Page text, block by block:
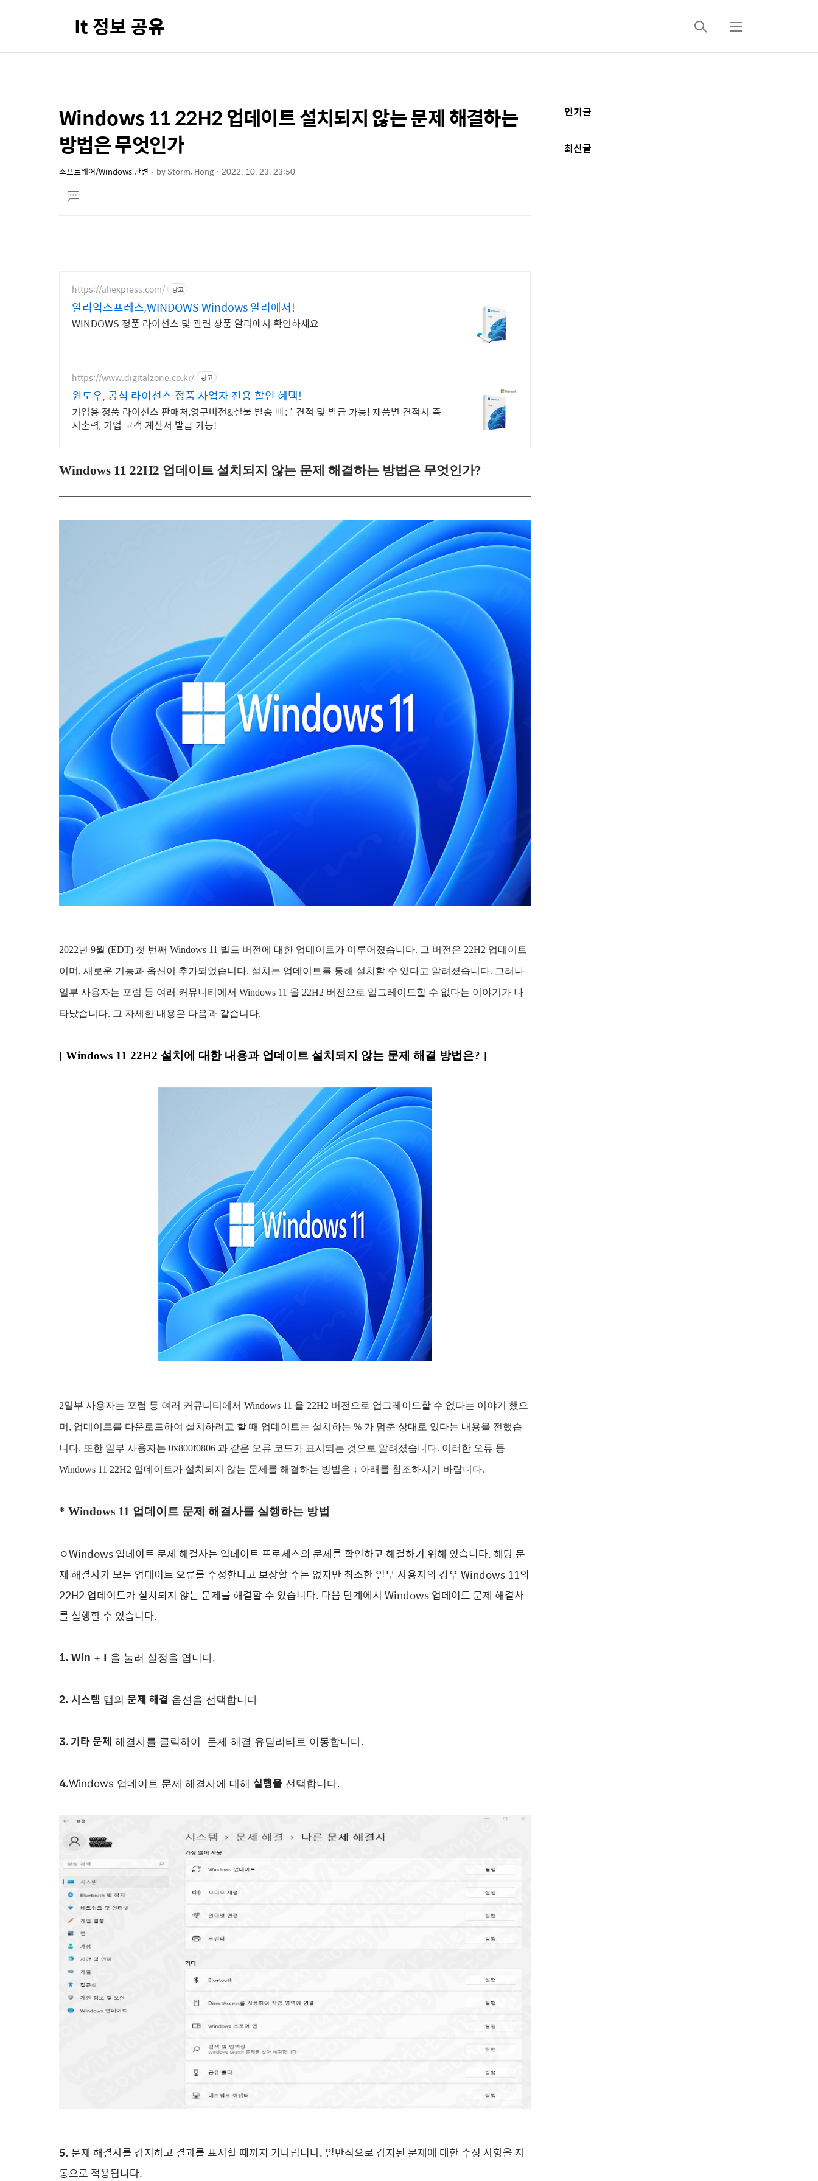
It 정보 공유
검
메
상
세
컨
텐
본
문
제
목
Windows 11 22H2 업데이트 설치되지 않는 문제 해결하는
방법은 무엇인가
소프트웨어/Windows 관련 byStorm, Hong 2022. 10. 23. 23:50
문댓
글
https://aliexpress.com/ 광고
알리익스프레스,WINDOWS Windows 알리에서!
WINDOWS 정품 라이선스 및 관련 상품 알리에서 확인하세요
https://www.digitalzone.co.kr/ 광고
윈도우, 공식 라이선스 정품 사업자 전용 할인 혜택!
기업용 정품 라이선스 판매처,영구버전&실물 발송 빠른 견적 및 발급 가능! 제품별 견적서 즉
시출력, 기업 고객 계산서 발급 가능!
Windows 11 22H2 업데이트 설치되지 않는 문제 해결하는 방법은 무엇인가?
2022년 9월 (EDT) 첫 번째 Windows 11 빌드 버전에 대한 업데이트가 이루어졌습니다. 그 버전은 22H2 업데이트
이며, 새로운 기능과 옵션이 추가되었습니다. 설치는 업데이트를 통해 설치할 수 있다고 알려졌습니다. 그러나
일부 사용자는 포럼 등 여러 커뮤니티에서 Windows 11 을 22H2 버전으로 업그레이드할 수 없다는 이야기가 나
타났습니다. 그 자세한 내용은 다음과 같습니다.
[ Windows 11 22H2 설치에 대한 내용과 업데이트 설치되지 않는 문제 해결 방법은? ]
2일부 사용자는 포럼 등 여러 커뮤니티에서 Windows 11 을 22H2 버전으로 업그레이드할 수 없다는 이야기 했으
며, 업데이트를 다운로드하여 설치하려고 할 때 업데이트는 설치하는 % 가 멈춘 상대로 있다는 내용을 전했습
니다. 또한 일부 사용자는 0x800f0806 과 같은 오류 코드가 표시되는 것으로 알려졌습니다. 이러한 오류 등
Windows 11 22H2 업데이트가 설치되지 않는 문제를 해결하는 방법은 ↓ 아래를 참조하시기 바랍니다.
* Windows 11 업데이트 문제 해결사를 실행하는 방법
ㅇWindows 업데이트 문제 해결사는 업데이트 프로세스의 문제를 확인하고 해결하기 위해 있습니다.해당 문
제 해결사가 모든 업데이트 오류를 ​​수정한다고 보장할 수는 없지만 최소한 일부 사용자의 경우 Windows 11의
22H2 업데이트가 설치되지 않는 문제를 해결할 수 있습니다. 다음 단계에서 Windows 업데이트 문제 해결사
를 실행할 수 있습니다.
1. Win + I 을 눌러 설정을 엽니다.
2. 시스템 탭의 문제 해결 옵션을 선택합니다
3. 기타 문제 해결사를 클릭하여 문제 해결 유틸리티로 이동합니다.
4.Windows 업데이트 문제 해결사에 대해 실행을 선택합니다.
5.문제 해결사를 감지하고 결과를 표시할 때까지 기다립니다. 일반적으로 감지된 문제에 대한 수정 사항을 자
동으로 적용됩니다.
추
정
인기글
최신글